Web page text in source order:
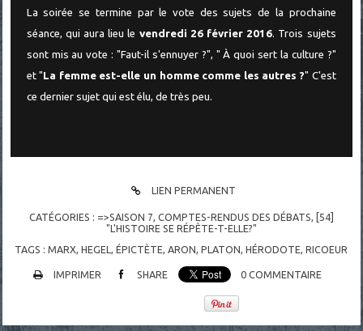
La soirée se termine par le vote des sujets de la prochaine
séance, qui aura lieu le vendredi 26 février 2016. Trois sujets
sont mis au vote : "Faut-il s'ennuyer ?", " À quoi sert la culture ?"
et "La femme est-elle un homme comme les autres ?" C'est
ce dernier sujet qui est élu, de très peu.
LIEN PERMANENT
CATÉGORIES : =>SAISON 7 COMPTES-RENDUS DES DÉBATS
[54]
"L'HISTOIRE SE RÉPÈTE-T-ELLE?"
TAGS :MARX,HEGEL,ÉPICTÈTE,ARON,PLATON,HÉRODOTE,RICOEUR
IMPRIMER SHARE 0 COMMENTAIRE